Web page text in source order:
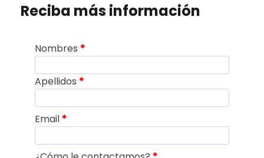
Reciba más información